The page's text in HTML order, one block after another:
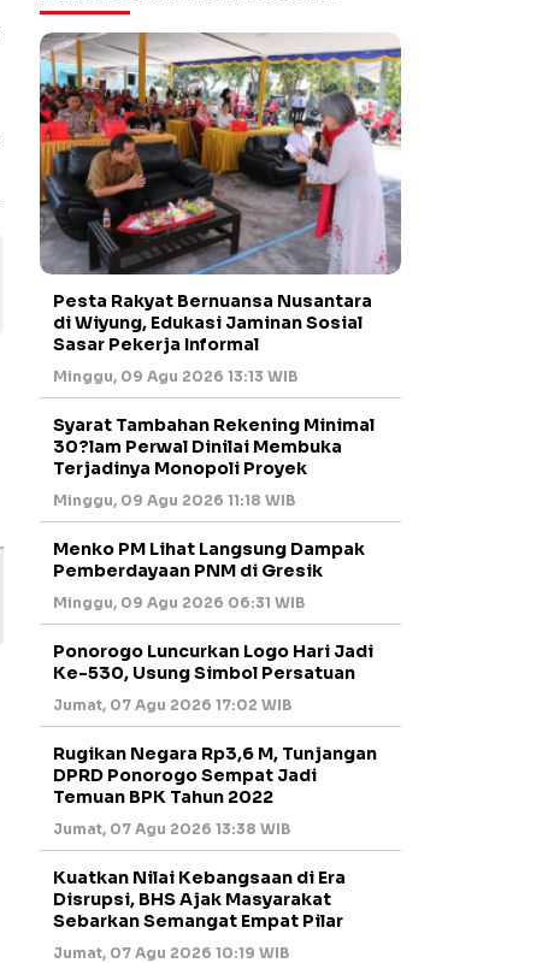
Pesta Rakyat Bernuansa Nusantara
di Wiyung, Edukasi Jaminan Sosial
Sasar Pekerja Informal
Minggu, 09 Agu 2026 13:13 WIB
Syarat Tambahan Rekening Minimal
30?lam Perwal Dinilai Membuka
Terjadinya Monopoli Proyek
Minggu, 09 Agu 2026 11:18 WIB
Menko PM Lihat Langsung Dampak
Pemberdayaan PNM di Gresik
Minggu, 09 Agu 2026 06:31 WIB
Ponorogo Luncurkan Logo Hari Jadi
Ke-530, Usung Simbol Persatuan
Jumat, 07 Agu 2026 17:02 WIB
Rugikan Negara Rp3,6 M, Tunjangan
DPRD Ponorogo Sempat Jadi
Temuan BPK Tahun 2022
Jumat, 07 Agu 2026 13:38 WIB
Kuatkan Nilai Kebangsaan di Era
Disrupsi, BHS Ajak Masyarakat
Sebarkan Semangat Empat Pilar
Jumat, 07 Agu 2026 10:19 WIB